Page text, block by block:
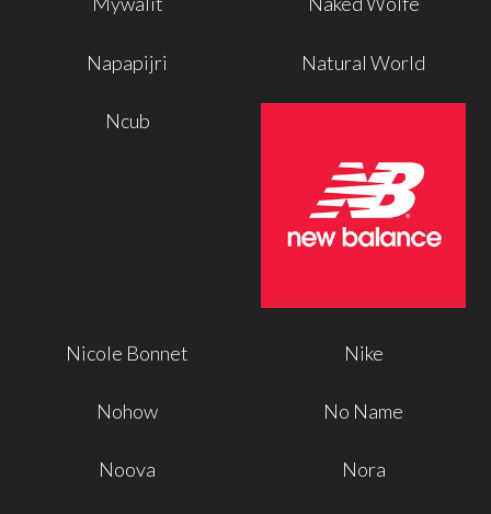
Napapijri Natural World
Ncub
Nicole Bonnet Nike
Nohow No Name
Noova Nora